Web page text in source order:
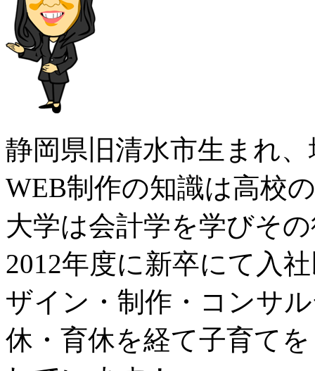
静岡県旧清水市生まれ
WEB制作の知識は高校
大学は会計学を学びそ
2012年度に新卒にて入
ザイン・制作・コンサ
休・育休を経て子育て